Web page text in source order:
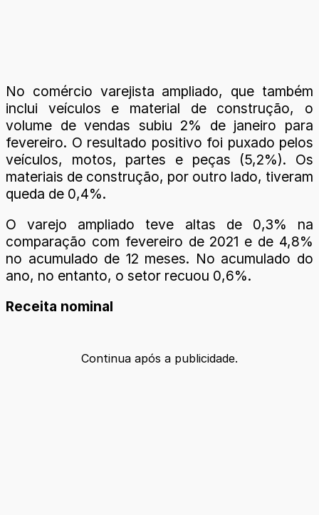
No comércio varejista ampliado, que também
inclui veículos e material de construção, o
volume de vendas subiu 2% de janeiro para
fevereiro. O resultado positivo foi puxado pelos
veículos, motos, partes e peças (5,2%). Os
materiais de construção, por outro lado, tiveram
queda de 0,4%.
O varejo ampliado teve altas de 0,3% na
comparação com fevereiro de 2021 e de 4,8%
no acumulado de 12 meses. No acumulado do
ano, no entanto, o setor recuou 0,6%.
Receita nominal
Continua após a publicidade.